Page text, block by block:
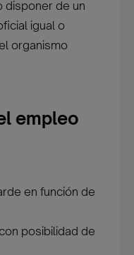
disponer de un
igual o
organismo
empleo
en función de
posibilidad de